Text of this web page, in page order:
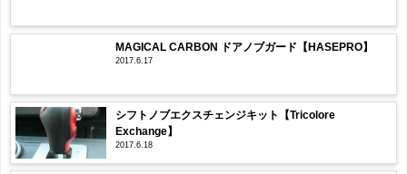
MAGICAL CARBON ドアノブガード【HASEPRO】
2017.6.17
シフトノブエクスチェンジキット【Tricolore
Exchange】
2017.6.18